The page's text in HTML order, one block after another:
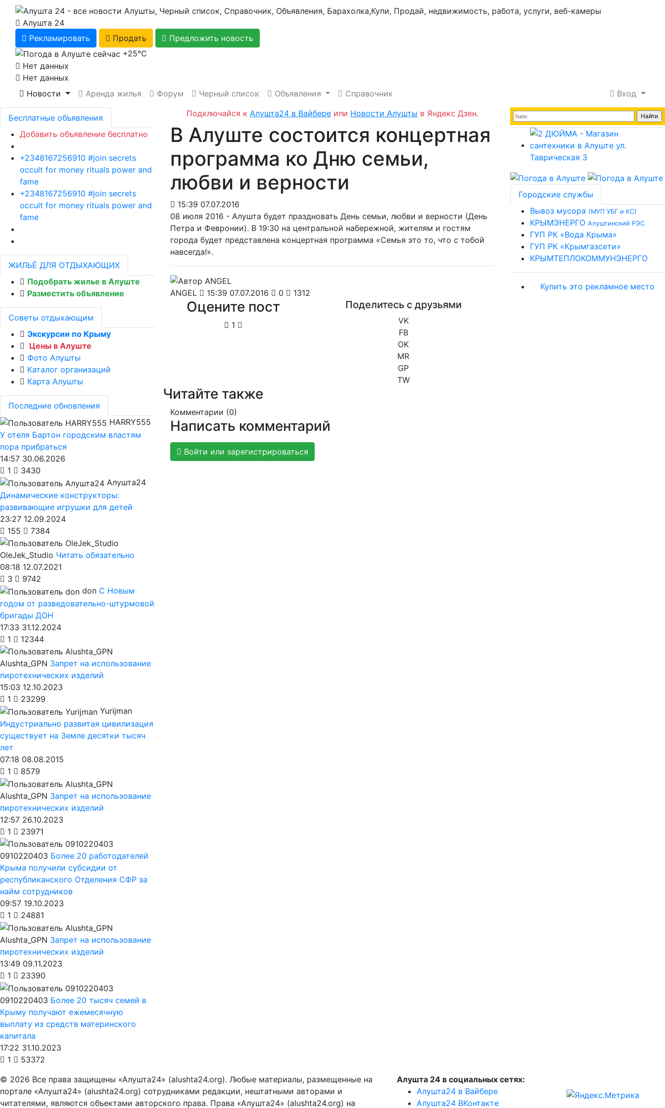
Алушта 24
Рекламировать
Продать
Предложить новость
+25℃
Нет данных
Нет данных
Новости
Аренда жилья Форум Черный список Объявления Справочник
Вход
Подключайся к Алушта24 в Вайбере или Новости Алушты в Яндекс Дзен.
В Алуште состоится концертная
программа ко Дню семьи,
любви и верности
15:39 07.07.2016
08 июля 2016 - Алушта будет праздновать День семьи, любви и верности (День
Петра и Февронии). В 19:30 на центральной набережной, жителям и гостям
города будет представлена концертная программа «Семья это то, что с тобой
навсегда!».
ANGEL 15:39 07.07.2016 0 1312
Оцените пост
1
Поделитесь с друзьями
VK
FB
OK
MR
GP
TW
Читайте также
Комментарии (0)
Написать комментарий
Войти или зарегистрироваться
Бесплатные объявления
Добавить объявление бесплатно
+2348167256910 #join secrets
occult for money rituals power and
fame
+2348167256910 #join secrets
occult for money rituals power and
fame
ЖИЛЬЁ ДЛЯ ОТДЫХАЮЩИХ
Подобрать жилье в Алуште
Разместить объявление
Советы отдыхающим
Экскурсии по Крыму
Цены в Алуште
Фото Алушты
Каталог организаций
Карта Алушты
Последние обновления
HARRY555
У отеля Бартон городским властям
пора прибраться
14:57 30.06.2026
1
3430
Алушта24
Динамические конструкторы:
развивающие игрушки для детей
23:27 12.09.2024
155
7384
OleJek_Studio Читать обязательно
08:18 12.07.2021
3
9742
don С Новым
годом от разведовательно-штурмовой
бригады ДОН
17:33 31.12.2024
1
12344
Alushta_GPN Запрет на использование
пиротехнических изделий
15:03 12.10.2023
1
23299
Yurijman
Индустриально развитая цивилизация
существует на Земле десятки тысяч
лет
07:18 08.08.2015
1
8579
Alushta_GPN Запрет на использование
пиротехнических изделий
12:57 26.10.2023
1
23971
0910220403 Более 20 работодателей
Крыма получили субсидии от
республиканского Отделения СФР за
найм сотрудников
09:57 19.10.2023
1
24881
Alushta_GPN Запрет на использование
пиротехнических изделий
13:49 09.11.2023
1
23390
0910220403 Более 20 тысяч семей в
Крыму получают ежемесячную
выплату из средств материнского
капитала
17:22 31.10.2023
1
53372
Городские службы
Вывоз мусора (МУП УБГ и КС)
КРЫМЭНЕРГО Алуштинский РЭС
ГУП РК «Вода Крыма»
ГУП РК «Крымгазсети»
КРЫМТЕПЛОКОММУНЭНЕРГО
Купить это рекламное место
© 2026 Все права защищены «Алушта24» (alushta24.org). Любые материалы, размещенные на
портале «Алушта24» (alushta24.org) сотрудниками редакции, нештатными авторами и
читателями, являются объектами авторского права. Права «Алушта24» (alushta24.org) на
Алушта 24 в социальных сетях:
Алушта24 в Вайбере
Алушта24 ВКонтакте